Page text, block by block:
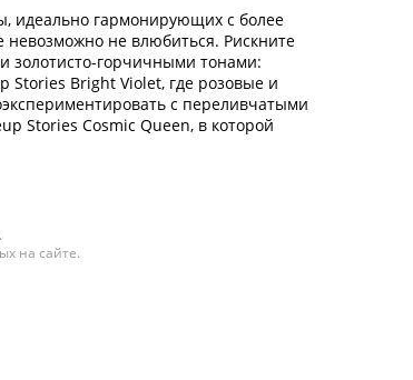
идеально гармонирующих с более
не влюбиться. Рискните
золотисто-горчичными тонами:
Stories Bright Violet, где розовые и
с переливчатыми
Stories Cosmic Queen, в которой
на сайте.